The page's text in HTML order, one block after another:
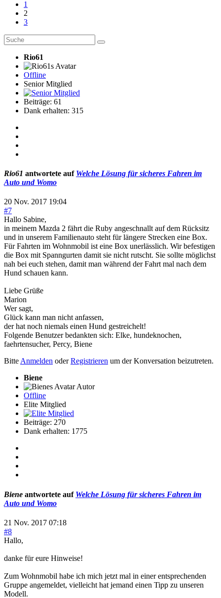
1
2
3
Rio61
Offline
Senior Mitglied
Beiträge: 61
Dank erhalten: 315
Rio61 antwortete auf Welche Lösung für sicheres Fahren im
Auto und Womo
20 Nov. 2017 19:04
#7
Hallo Sabine,
in meinem Mazda 2 fährt die Ruby angeschnallt auf dem Rücksitz
und in unserem Familienauto steht für längere Strecken eine Box.
Für Fahrten im Wohnmobil ist eine Box unerlässlich. Wir befestigen
die Box mit Spanngurten damit sie nicht rutscht. Sie sollte möglichst
nah bei euch stehen, damit man während der Fahrt mal nach dem
Hund schauen kann.
Liebe Grüße
Marion
Wer sagt,
Glück kann man nicht anfassen,
der hat noch niemals einen Hund gestreichelt!
Folgende Benutzer bedankten sich: Elke, hundeknochen,
faehrtensucher, Percy, Biene
BitteAnmelden oderRegistrieren um der Konversation beizutreten.
Biene
Autor
Offline
Elite Mitglied
Beiträge: 270
Dank erhalten: 1775
Biene antwortete auf Welche Lösung für sicheres Fahren im
Auto und Womo
21 Nov. 2017 07:18
#8
Hallo,
danke für eure Hinweise!
Zum Wohnmobil habe ich mich jetzt mal in einer entsprechenden
Gruppe angemeldet, vielleicht hat jemand einen Tipp zu unseren
Modell.